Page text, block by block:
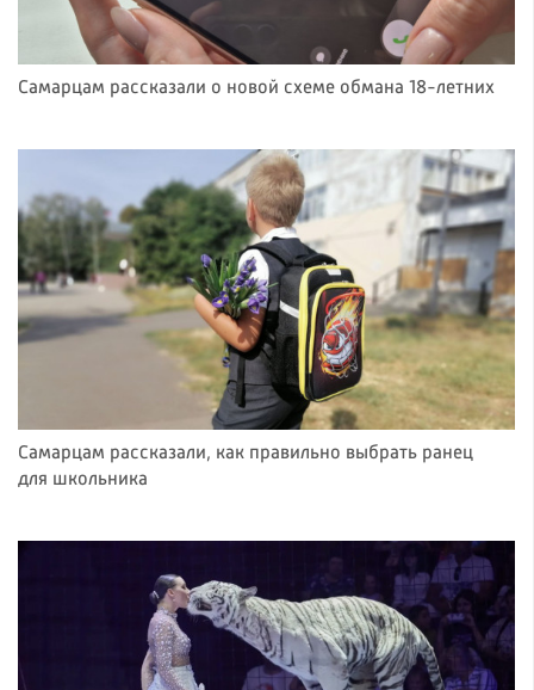
Самарцам рассказали о новой схеме обмана 18-летних
Самарцам рассказали, как правильно выбрать ранец
для школьника